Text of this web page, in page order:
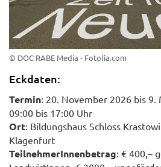
© DOC RABE Media - Fotolia.com
Eckdaten:
Termin: 20. November 2026 bis 9.
09:00 bis 17:00 Uhr
Ort: Bildungshaus Schloss
Klagenfurt
TeilnehmerInnenbetrag: € 400,–